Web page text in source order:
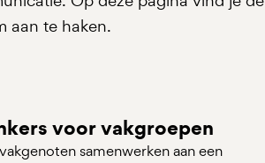
aan te haken.
voor vakgroepen
samenwerken aan een